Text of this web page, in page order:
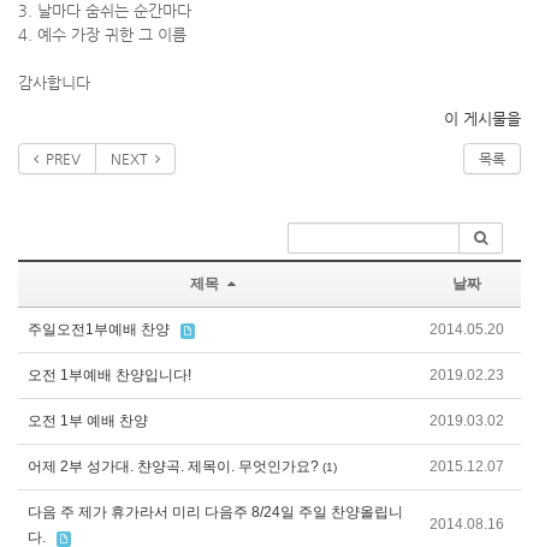
3. 날마다 숨쉬는 순간마다
4. 예수 가장 귀한 그 이름
감사합니다
이 게시물을
PREV NEXT 목록
제목 날짜
주일오전1부예배 찬양 2014.05.20
오전 1부예배 찬양입니다! 2019.02.23
오전 1부 예배 찬양 2019.03.02
어제 2부 성가대. 챤양곡. 제목이. 무엇인가요? (1) 2015.12.07
다음 주 제가 휴가라서 미리 다음주 8/24일 주일 찬양올립니
다.
2014.08.16